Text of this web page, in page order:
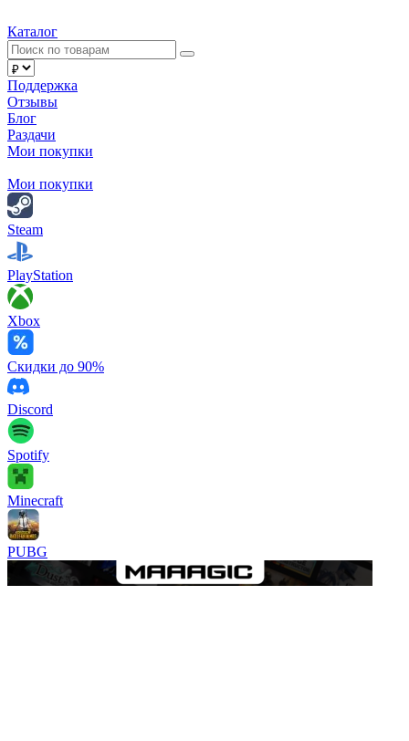
Каталог
Поддержка
Отзывы
Блог
Раздачи
Мои покупки
Мои покупки
Steam
PlayStation
Xbox
Скидки до 90%
Discord
Spotify
Minecraft
PUBG